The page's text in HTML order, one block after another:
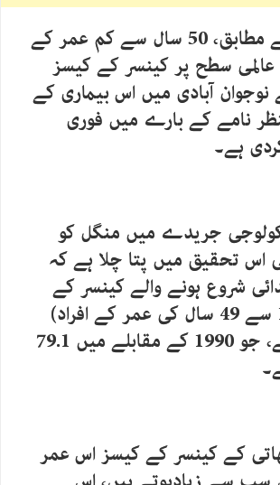
نئی تحقیق کے مطابق، 50 سال سے کم عمر کے
سطح پر کینسر کے کیسز
آبادی میں اس بیماری کے
نامے کے بارے میں فوری
ہے۔
جریدے میں منگل کو
اس تحقیق میں پتا چلا ہے کہ
ابتدائی شروع ہونے والے کینسر کے
نئے کیسز (15 سے 49 سال کی عمر کے افراد)
3.26 ملین تھے، جو 1990 کے مقابلے میں 79.1
کے کینسر کے کیسز اس عمر